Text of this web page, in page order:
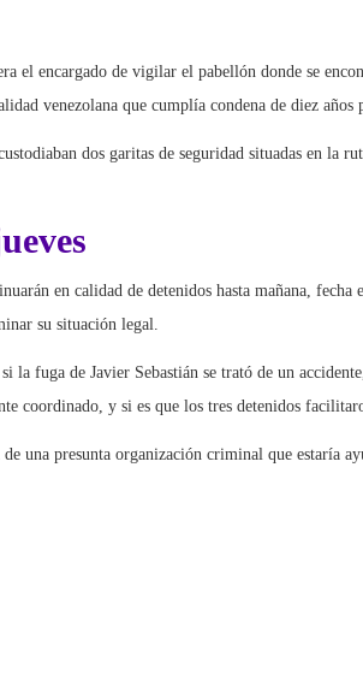
el encargado de vigilar el pabellón donde se
venezolana que cumplía condena de diez
dos garitas de seguridad situadas en la
en calidad de detenidos hasta mañana,
su situación legal.
la fuga de Javier Sebastián se trató de un
coordinado, y si es que los tres detenidos
una presunta organización criminal que estaría